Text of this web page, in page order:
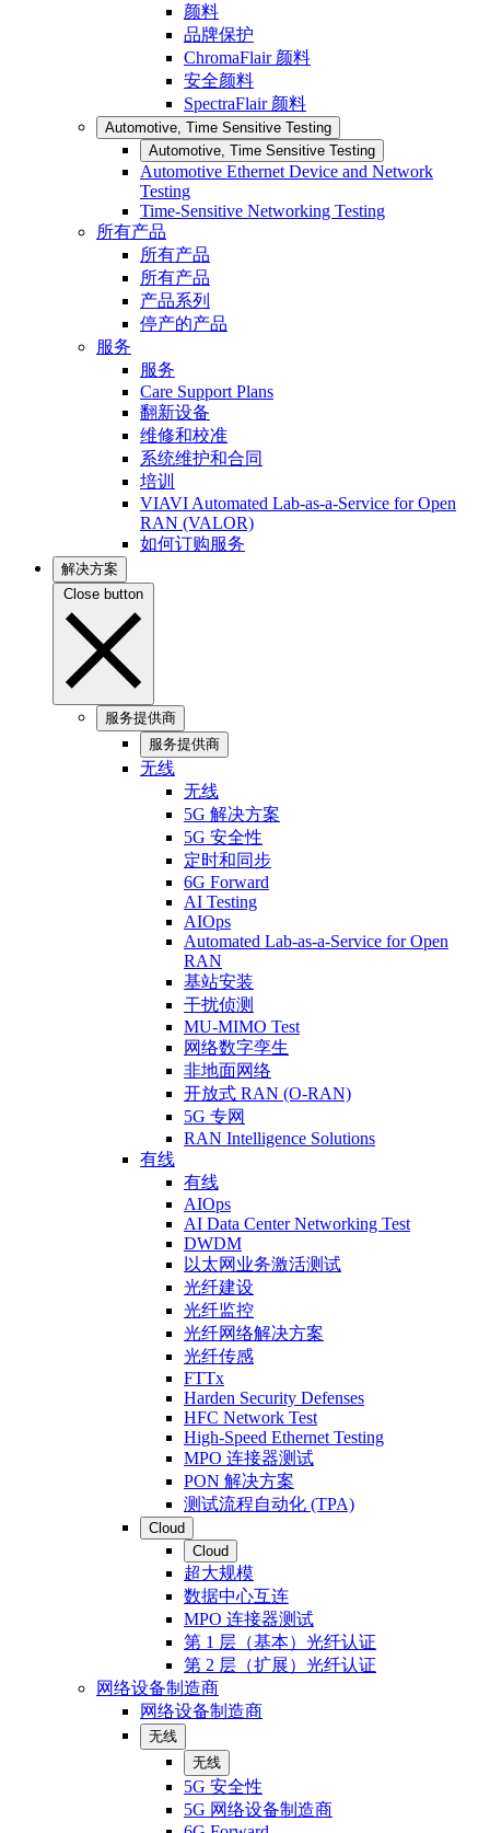
颜料
品牌保护
ChromaFlair 颜料
安全颜料
SpectraFlair 颜料
Automotive, Time Sensitive Testing
Automotive, Time Sensitive Testing
Automotive Ethernet Device and Network
Testing
Time-Sensitive Networking Testing
所有产品
所有产品
所有产品
产品系列
停产的产品
服务
服务
Care Support Plans
翻新设备
维修和校准
系统维护和合同
培训
VIAVI Automated Lab-as-a-Service for Open
RAN (VALOR)
如何订购服务
解决方案
Close button
服务提供商
服务提供商
无线
无线
5G 解决方案
5G 安全性
定时和同步
6G Forward
AI Testing
AIOps
Automated Lab-as-a-Service for Open
RAN
基站安装
干扰侦测
MU-MIMO Test
网络数字孪生
非地面网络
开放式 RAN (O-RAN)
5G 专网
RAN Intelligence Solutions
有线
有线
AIOps
AI Data Center Networking Test
DWDM
以太网业务激活测试
光纤建设
光纤监控
光纤网络解决方案
光纤传感
FTTx
Harden Security Defenses
HFC Network Test
High-Speed Ethernet Testing
MPO 连接器测试
PON 解决方案
测试流程自动化 (TPA)
Cloud
Cloud
超大规模
数据中心互连
MPO 连接器测试
第 1 层（基本）光纤认证
第 2 层（扩展）光纤认证
网络设备制造商
网络设备制造商
无线
无线
5G 安全性
5G 网络设备制造商